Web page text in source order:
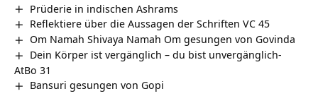
Prüderie in indischen Ashrams
Reflektiere über die Aussagen der Schriften VC 45
Om Namah Shivaya Namah Om gesungen von Govinda
Dein Körper ist vergänglich – du bist unvergänglich-
AtBo 31
Bansuri gesungen von Gopi